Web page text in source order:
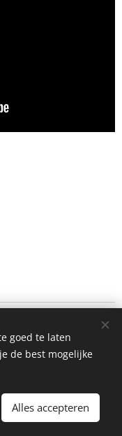
en zondag
van 11u - 18u
goed te laten
de best mogelijke
Alles accepteren